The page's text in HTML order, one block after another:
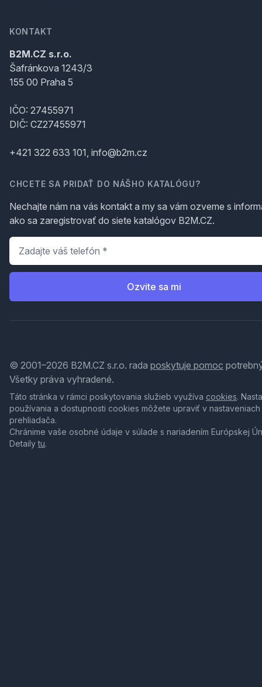
KONTAKT
B2M.CZ s.r.o.
Šafránkova 1243/3
155 00 Praha 5
IČO: 27455971
DIČ: CZ27455971
+421 322 633 101, info@b2m.cz
CHCETE SA PRIDAŤ DO NÁŠHO KATALÓGU?
Nechajte nám na vás kontakt a my sa vám ozveme s
ako sa zaregistrovať do siete katalógov B2M.CZ.
Telefón
Ozvite sa mi
© 2001–2026 B2M.CZ s.r.o. rada poskytuje pomoc
Všetky práva vyhradené.
Táto stránka v rámci poskytovania služieb využíva cookies.
používania a dostupnosti cookies môžete upraviť v nastaveniach
prehliadača.
Chránime vaše osobné údaje v súlade s nariadením Európskej
Detailytu.